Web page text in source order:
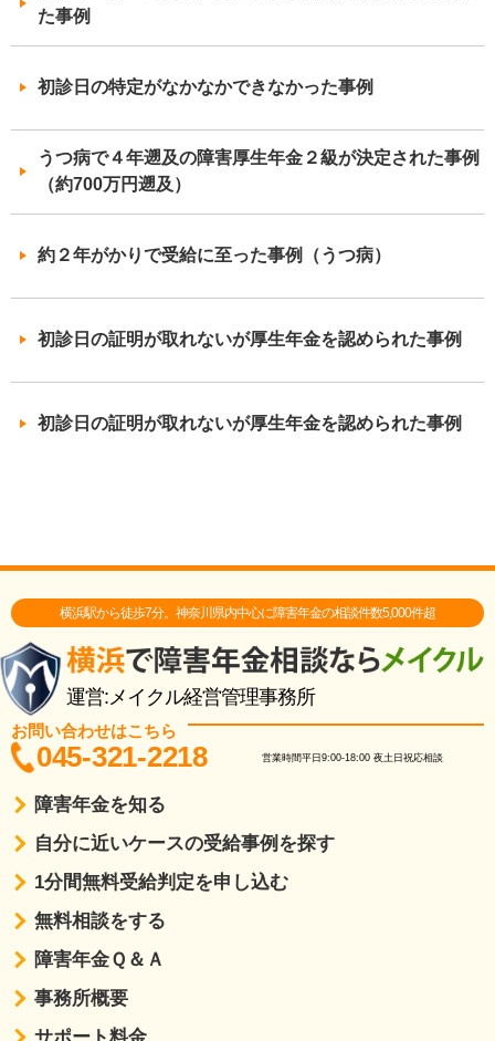
た事例
初診日の特定がなかなかできなかった事例
うつ病で４年遡及の障害厚生年金２級が決定された事例
（約700万円遡及）
約２年がかりで受給に至った事例（うつ病）
初診日の証明が取れないが厚生年金を認められた事例
初診日の証明が取れないが厚生年金を認められた事例
横浜駅から徒歩7分。神奈川県内中心に障害年金の相談件数5,000件超
運営:メイクル経営管理事務所
お問い合わせはこちら
045-321-2218 営業時間平日9:00-18:00夜土日祝応相談
障害年金を知る
自分に近いケースの受給事例を探す
1分間無料受給判定を申し込む
無料相談をする
障害年金Ｑ＆Ａ
事務所概要